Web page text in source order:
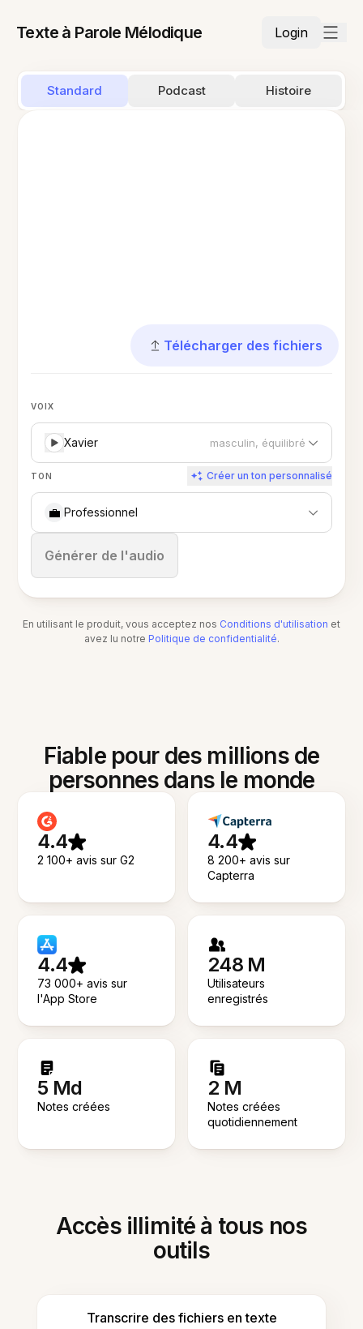
Texte à Parole Mélodique Login
Standard Podcast Histoire
Télécharger des fichiers
VOIX
Xavier masculin, équilibré
TON Créer un ton personnalisé
💼 Professionnel
Générer de l'audio
Arrêter
En utilisant le produit, vous acceptez nos Conditions d'utilisation et
avez lu notre Politique de confidentialité.
Fiable pour des millions de
personnes dans le monde
4.4
2 100+ avis sur G2
4.4
8 200+ avis sur
Capterra
4.4
73 000+ avis sur
l'App Store
248 M
Utilisateurs
enregistrés
5 Md
Notes créées
2 M
Notes créées
quotidiennement
Accès illimité à tous nos
outils
Transcrire des fichiers en texte